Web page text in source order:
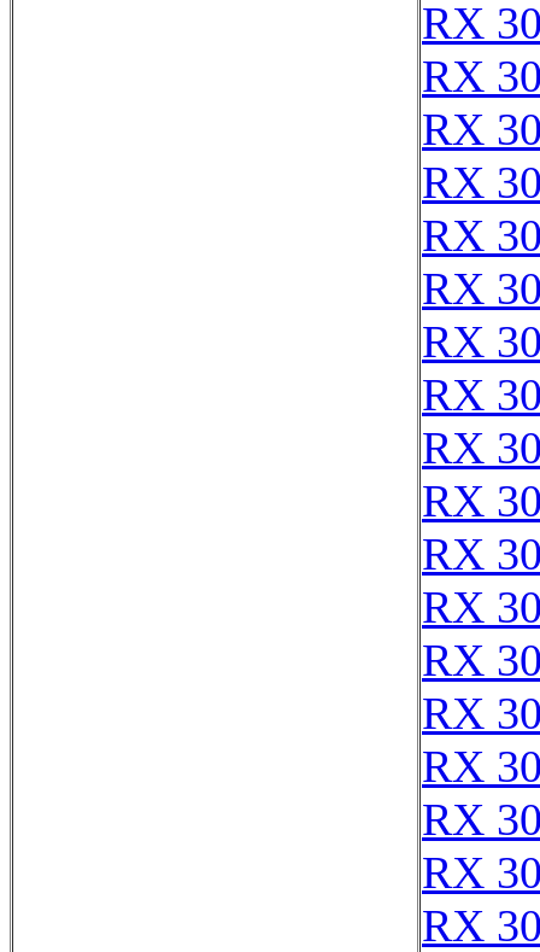
RX
RX
RX
RX
RX
RX
RX
RX
RX
RX
RX
RX
RX
RX
RX
RX
RX
RX